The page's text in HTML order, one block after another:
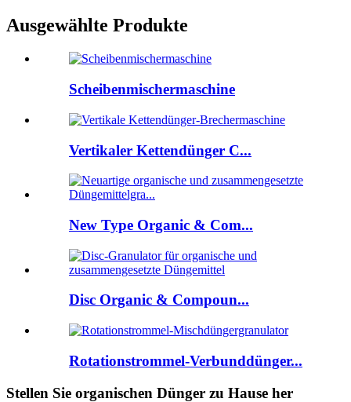
Ausgewählte Produkte
Scheibenmischermaschine
Vertikaler Kettendünger C...
New Type Organic & Com...
Disc Organic & Compoun...
Rotationstrommel-Verbunddünger...
Stellen Sie organischen Dünger zu Hause her